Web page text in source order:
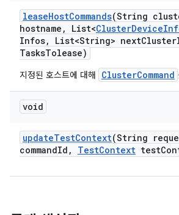
leaseHostCommands(String
hostname , List<ClusterDevice
Infos, List<String> nextCluster
TasksTolease)
지정된 호스트에 대해 ClusterCommand
void
updateTestContext(String
commandId , TestContext test